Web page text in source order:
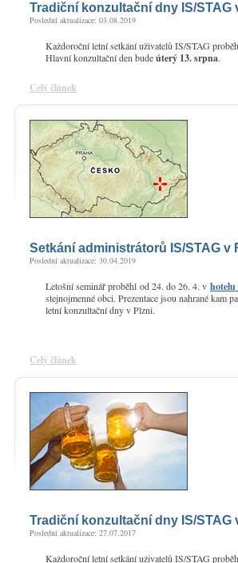
Tradiční konzultační dny IS/STAG
Poslední aktualizace: 03.08.2019
Každoroční letní setkání uživatelů IS/STAG
Hlavní konzultační den budeúterý 13. srpna.
Celý článek
Setkání administrátorů IS/STAG v
Poslední aktualizace: 30.04.2019
Letošní seminář proběhl od 24. do 26. 4. v
stejnojmenné obci. Prezentace jsou nahrané kam
letní konzultační dny v Plzni.
Celý článek
Tradiční konzultační dny IS/STAG
Poslední aktualizace: 27.07.2017
Každoroční letní setkání uživatelů IS/STAG